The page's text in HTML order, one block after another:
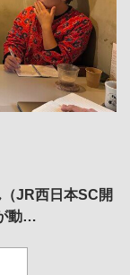
JR西日本SC開
動…
「大阪のゆかり
か…
の風景」
ライフライン」